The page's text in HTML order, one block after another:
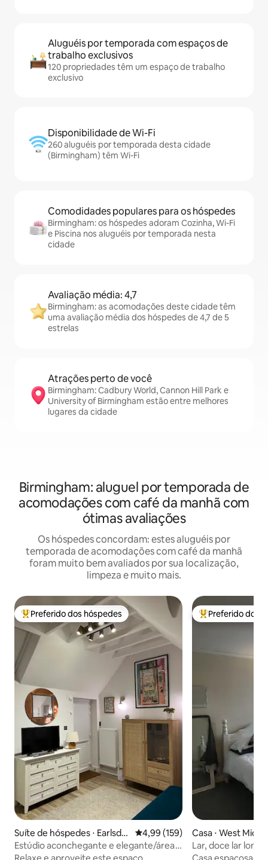
Aluguéis por temporada com espaços de
trabalho exclusivos
120 propriedades têm um espaço de trabalho
exclusivo
Disponibilidade de Wi-Fi
260 aluguéis por temporada desta cidade
(Birmingham) têm Wi-Fi
Comodidades populares para os hóspedes
Birmingham: os hóspedes adoram Cozinha, Wi-Fi
e Piscina nos aluguéis por temporada nesta
cidade
Avaliação média: 4,7
Birmingham: as acomodações deste cidade têm
uma avaliação média dos hóspedes de 4,7 de 5
estrelas
Atrações perto de você
Birmingham: Cadbury World, Cannon Hill Park e
University of Birmingham estão entre melhores
lugares da cidade
Birmingham: aluguel por temporada de
acomodações com café da manhã com
ótimas avaliações
Os hóspedes concordam: estes aluguéis por
temporada de acomodações com café da manhã
foram muito bem avaliados por sua localização,
limpeza e muito mais.
Entre os melhores preferidos dos hóspedes
Preferido dos hóspedes
Suíte de hóspedes ⋅ Earlsdo
n
4,99 de uma avaliação média de
4,99 (159)
Estúdio aconchegante e elegante/área
tranquila/perto de
Entre os
Preferido dos
Casa ⋅ West
Lar, doce lar